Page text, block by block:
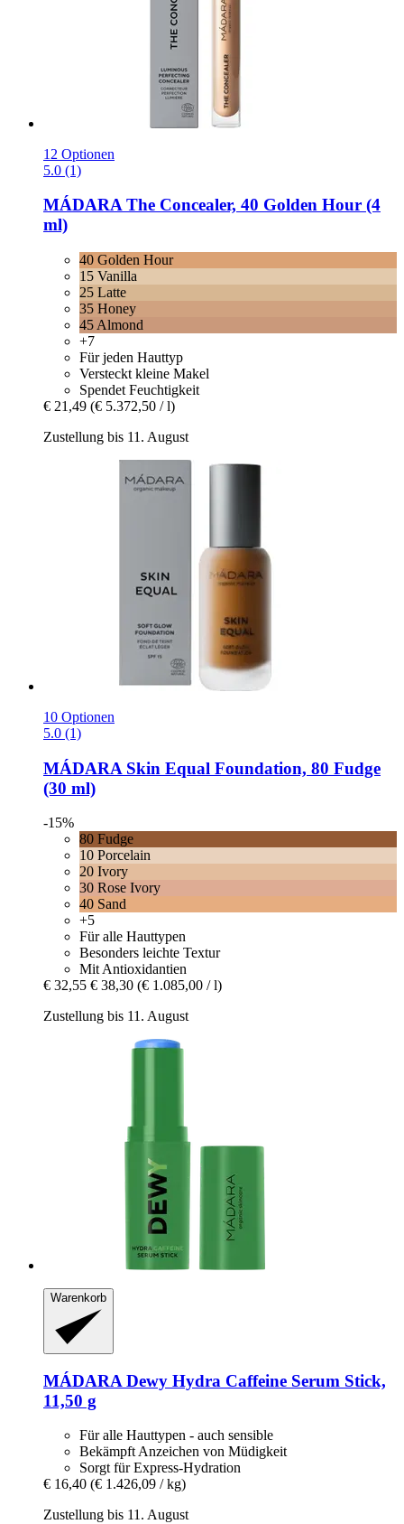
12 Optionen
5.0 (1)
MÁDARAThe Concealer, 40 Golden Hour (4
ml)
40 Golden Hour
15 Vanilla
25 Latte
35 Honey
45 Almond
+7
Für jeden Hauttyp
Versteckt kleine Makel
Spendet Feuchtigkeit
€ 21,49 (€ 5.372,50 / l)
Zustellung bis 11. August
10 Optionen
5.0 (1)
MÁDARA Skin Equal Foundation, 80 Fudge
(30 ml)
-15%
80 Fudge
10 Porcelain
20 Ivory
30 Rose Ivory
40 Sand
+5
Für alle Hauttypen
Besonders leichte Textur
Mit Antioxidantien
€ 32,55 € 38,30 (€ 1.085,00 / l)
Zustellung bis 11. August
Warenkorb
MÁDARA Dewy Hydra Caffeine Serum Stick,
11,50 g
Für alle Hauttypen - auch sensible
Bekämpft Anzeichen von Müdigkeit
Sorgt für Express-Hydration
€ 16,40 (€ 1.426,09 / kg)
Zustellung bis 11. August